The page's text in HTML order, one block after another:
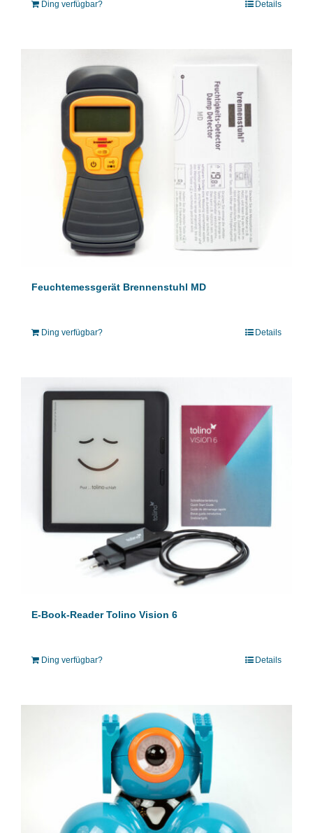
Ding verfügbar? Details
Feuchtemessgerät Brennenstuhl MD
Ding verfügbar? Details
E-Book-Reader Tolino Vision 6
Ding verfügbar? Details